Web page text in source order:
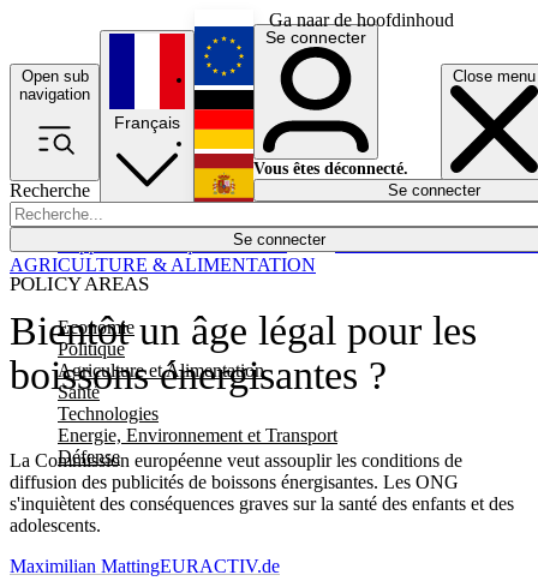
Ga naar de hoofdinhoud
Open sub
navigation
Close menu
Recherche
Se connecter
POLICY AREAS
Economie
Politique
Agriculture et Alimentation
Santé
Technologies
Energie, Environnement et Transport
Défense
Économie
Français
English
Deutsch
Español
Se connecter
Vous êtes déconnecté.
Se connecter
Bientôt un âge légal pour les
boissons énergisantes ?
La Commission européenne veut assouplir les conditions de
diffusion des publicités de boissons énergisantes. Les ONG
s'inquiètent des conséquences graves sur la santé des enfants et des
adolescents.
AGRICULTURE & ALIMENTATION
Maximilian MattingEURACTIV.de